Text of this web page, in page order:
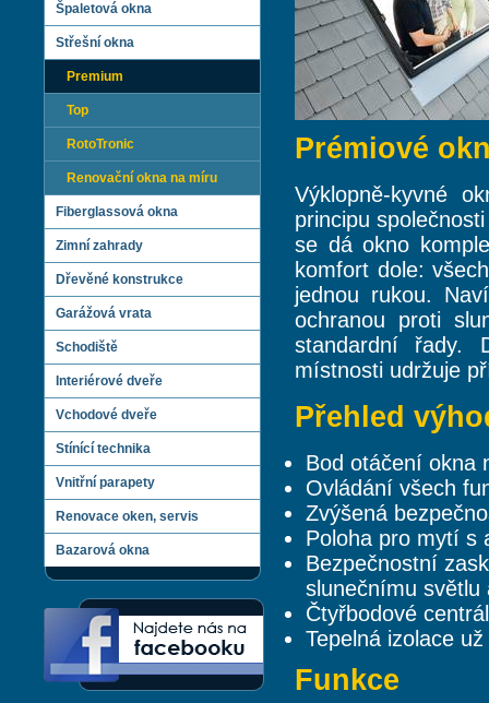
Špaletová okna
Střešní okna
Premium
Top
RotoTronic
Renovační okna na míru
Fiberglassová okna
Zimní zahrady
Dřevěné konstrukce
Garážová vrata
Schodiště
Interiérové dveře
Vchodové dveře
Stínící technika
Vnitřní parapety
Renovace oken, servis
Bazarová okna
Prémiové
Výklopně-kyvné
principu
se dá okno
komfort dole:
jednou rukou.
ochranou proti
standardní řady.
místnosti udržuje
Přehled
Bod otáčení okna
Ovládání všech
Zvýšená
Poloha pro mytí s
Bezpečnostní
slunečnímu světlu
Čtyřbodové
Tepelná izolace
Funkce